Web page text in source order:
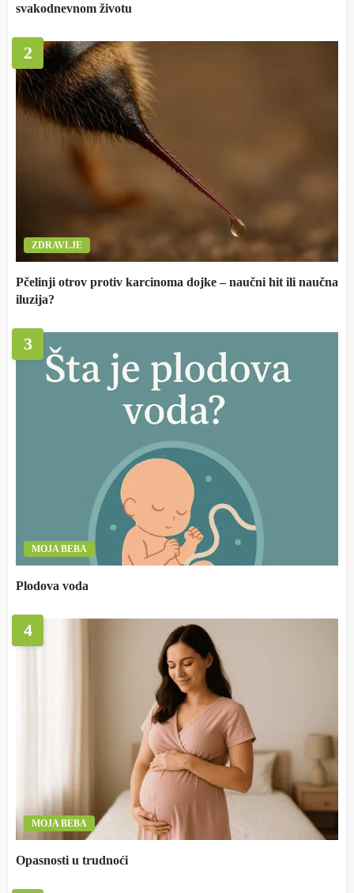
svakodnevnom životu
2
ZDRAVLJE
Pčelinji otrov protiv karcinoma dojke – naučni hit ili naučna
iluzija?
3
MOJA BEBA
Plodova voda
4
MOJA BEBA
Opasnosti u trudnoći